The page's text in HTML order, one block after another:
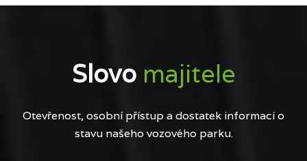
Slovo majitele
Otevřenost, osobní přístup a dostatek informací o
stavu našeho vozového parku.